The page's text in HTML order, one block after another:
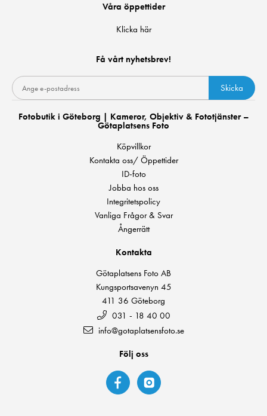
Våra öppettider
Klicka här
Få vårt nyhetsbrev!
Skicka
Fotobutik i Göteborg | Kameror, Objektiv & Fototjänster –
Götaplatsens Foto
Köpvillkor
Kontakta oss/ Öppettider
ID-foto
Jobba hos oss
Integritetspolicy
Vanliga Frågor & Svar
Ångerrätt
Kontakta
Götaplatsens Foto AB
Kungsportsavenyn 45
411 36 Göteborg
031 - 18 40 00
info@gotaplatsensfoto.se
Följ oss